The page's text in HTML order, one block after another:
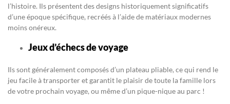
l’histoire. Ils présentent des designs historiquement significatifs
d’une époque spécifique, recréés à l’aide de matériaux modernes
moins onéreux.
Jeux d’échecs de voyage
Ils sont généralement composés d’un plateau pliable, ce qui rend le
jeu facile à transporter et garantit le plaisir de toute la famille lors
de votre prochain voyage, ou même d’un pique-nique au parc !